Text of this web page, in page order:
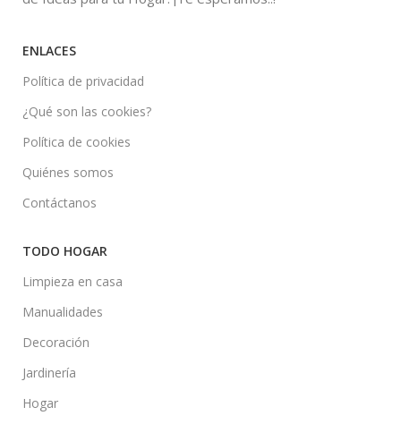
ENLACES
Política de privacidad
¿Qué son las cookies?
Política de cookies
Quiénes somos
Contáctanos
TODO HOGAR
Limpieza en casa
Manualidades
Decoración
Jardinería
Hogar